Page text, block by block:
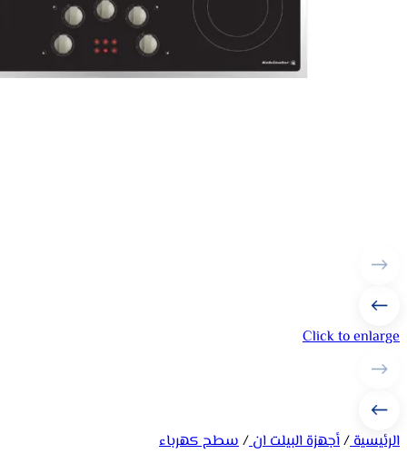
Click to enlarge
الرئيسية/أجهزة البيلت ان/سطح كهرباء